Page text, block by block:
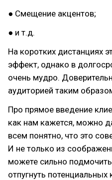
● Смещение акцентов;
● и т.д.
На коротких дистанциях
эффект, однако в
очень мудро.
аудиторией таким
Про прямое введение
как нам кажется, можно
всем понятно, что это
И не только из
можете сильно
отпугнуть потенциальных